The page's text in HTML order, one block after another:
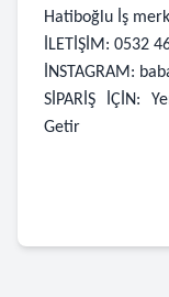
Hatiboğlu İş
İLETİŞİM: 0532
İNSTAGRAM:
SİPARİŞ İÇİN:
Getir